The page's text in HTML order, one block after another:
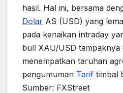
hasil. Hal ini, bersama
Dolar AS (USD) yang
pada kenaikan intraday
bull XAU/USD tampaknya
menempatkan taruhan
pengumuman Tarif timbal
Sumber: FXStreet